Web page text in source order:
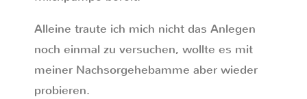
Alleine traute ich mich nicht das Anlegen
noch einmal zu versuchen, wollte es mit
meiner Nachsorgehebamme aber wieder
probieren.